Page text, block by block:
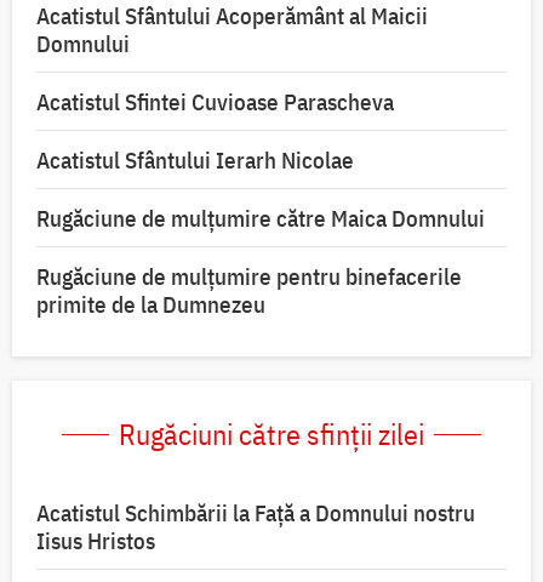
Acatistul Sfântului Acoperământ al Maicii
Domnului
Acatistul Sfintei Cuvioase Parascheva
Acatistul Sfântului Ierarh Nicolae
Rugăciune de mulţumire către Maica Domnului
Rugăciune de mulțumire pentru binefacerile
primite de la Dumnezeu
Rugăciuni către sfinții zilei
Acatistul Schimbării la Faţă a Domnului nostru
Iisus Hristos